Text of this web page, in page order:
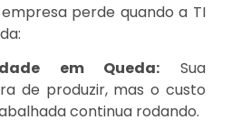
perde quando a TI
em Queda: Sua
de produzir, mas o custo
continua rodando.